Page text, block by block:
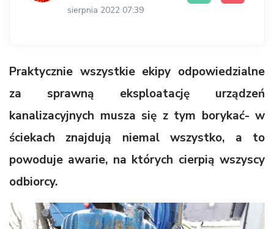
sierpnia 2022 07:39
Praktycznie wszystkie ekipy odpowiedzialne
za sprawną eksploatację urządzeń
kanalizacyjnych musza się z tym borykać- w
ściekach znajdują niemal wszystko, a to
powoduje awarie, na których cierpią wszyscy
odbiorcy.